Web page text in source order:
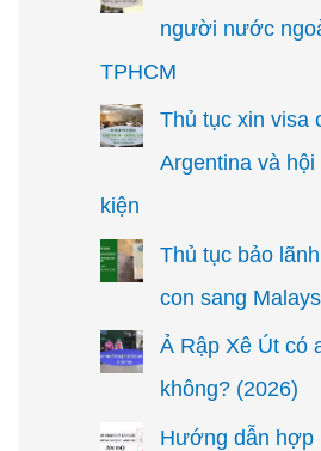
người nước
TPHCM
Thủ tục xin visa
Argentina và
kiện
Thủ tục bảo
con sang
Ả Rập Xê Út có
không? (2026)
Hướng dẫn hợp